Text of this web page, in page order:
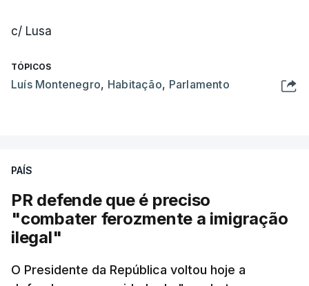
c/ Lusa
TÓPICOS
Luís Montenegro, Habitação, Parlamento
PAÍS
PR defende que é preciso
"combater ferozmente a imigração
ilegal"
O Presidente da República voltou hoje a